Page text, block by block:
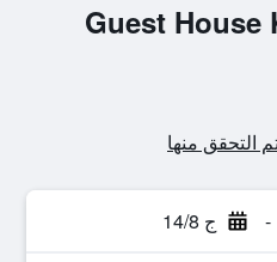
Guest House
- ج 14/8